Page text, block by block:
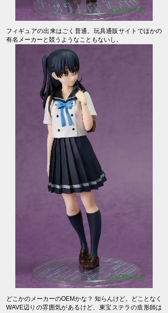
フィギュアの出来はごく普通。玩具通販サイトでほかの
有名メーカーと競うようなこともないし。
どこかのメーカーのOEMかな？ 知らんけど。どことなく
WAVE辺りの雰囲気があるけど、東宝ステラの造形師は